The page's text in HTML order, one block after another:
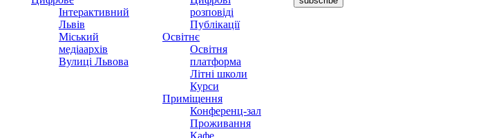
Інтерактивний
Львів
Міський
медіаархів
Вулиці Львова
розповіді
Публікації
Освітнє
Освітня
платформа
Літні школи
Курси
Приміщення
Конференц-зал
Проживання
Кафе